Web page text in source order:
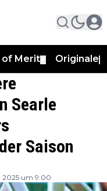
of Merit Originale
Searle
Saison
2025 um 9:00